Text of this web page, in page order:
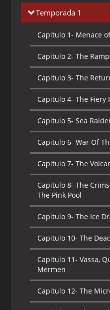
Temporada 1
Capitulo 1- Menace
Capitulo 2- The
Capitulo 3- The
Capitulo 4- The Fiery
Capitulo 5- Sea
Capitulo 6- War Of
Capitulo 7- The
Capitulo 8- The
The Pink Pool
Capitulo 9- The Ice
Capitulo 10- The
Capitulo 11- Vassa,
Mermen
Capitulo 12- The